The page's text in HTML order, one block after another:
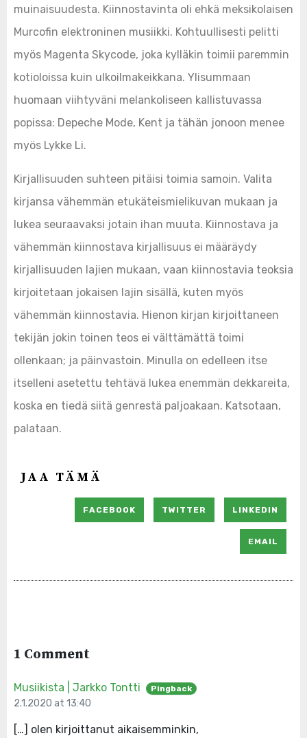
muinaisuudesta. Kiinnostavinta oli ehkä meksikolaisen
Murcofin elektroninen musiikki. Kohtuullisesti pelitti
myös Magenta Skycode, joka kylläkin toimii paremmin
kotioloissa kuin ulkoilmakeikkana. Ylisummaan
huomaan viihtyväni melankoliseen kallistuvassa
popissa: Depeche Mode, Kent ja tähän jonoon menee
myös Lykke Li.
Kirjallisuuden suhteen pitäisi toimia samoin. Valita
kirjansa vähemmän etukäteismielikuvan mukaan ja
lukea seuraavaksi jotain ihan muuta. Kiinnostava ja
vähemmän kiinnostava kirjallisuus ei määräydy
kirjallisuuden lajien mukaan, vaan kiinnostavia teoksia
kirjoitetaan jokaisen lajin sisällä, kuten myös
vähemmän kiinnostavia. Hienon kirjan kirjoittaneen
tekijän jokin toinen teos ei välttämättä toimi
ollenkaan; ja päinvastoin. Minulla on edelleen itse
itselleni asetettu tehtävä lukea enemmän dekkareita,
koska en tiedä siitä genrestä paljoakaan. Katsotaan,
palataan.
JAA TÄMÄ
FACEBOOK TWITTER LINKEDIN
EMAIL
1 Comment
Musiikista | Jarkko Tontti Pingback
2.1.2020 at 13:40
[…] olen kirjoittanut aikaisemminkin,